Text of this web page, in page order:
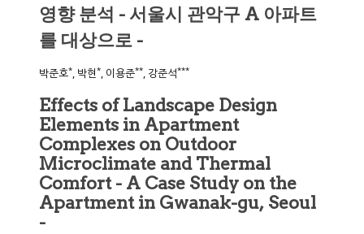
영향 분석 - 서울시 관악구 A 아파트
를 대상으로 -
박준호*, 박현*, 이용준**, 강준석***
Effects of Landscape Design
Elements in Apartment
Complexes on Outdoor
Microclimate and Thermal
Comfort - A Case Study on the
Apartment in Gwanak-gu, Seoul
-